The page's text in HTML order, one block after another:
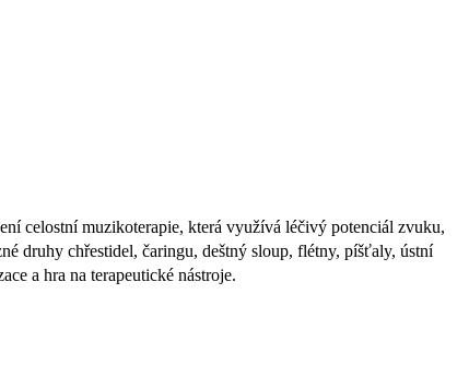
celostní muzikoterapie, která využívá léčivý potenciál zvuku,
druhy chřestidel, čaringu, deštný sloup, flétny, píšťaly, ústní
a hra na terapeutické nástroje.